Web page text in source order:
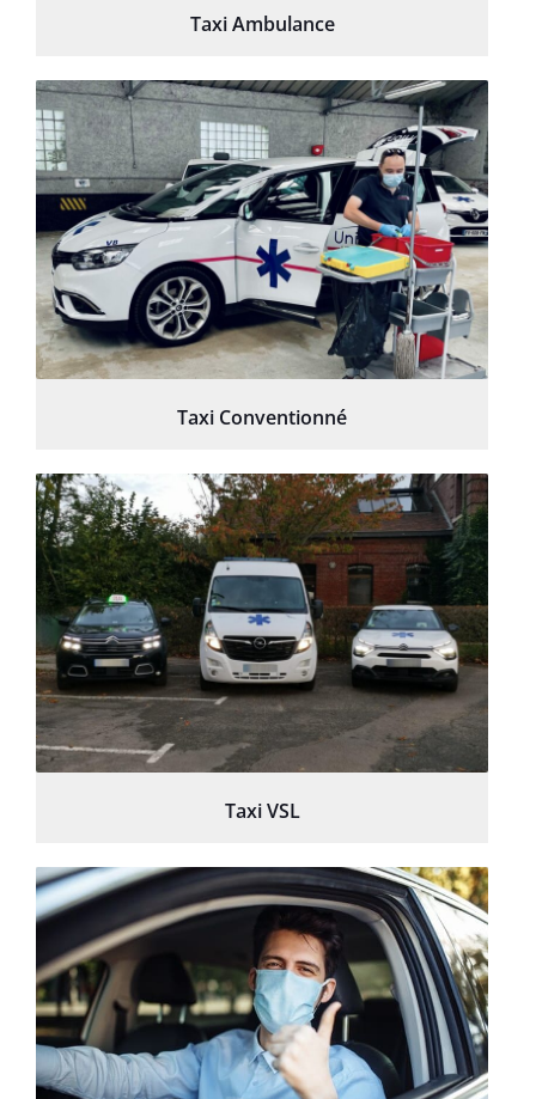
Taxi Ambulance
Taxi Conventionné
Taxi VSL